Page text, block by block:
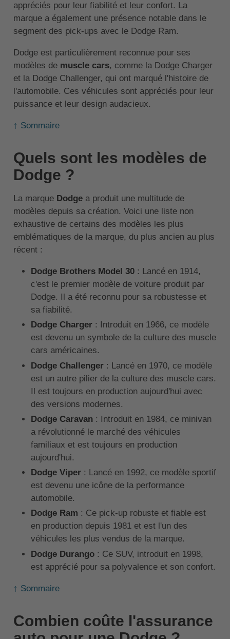
appréciés pour leur fiabilité et leur confort. La
marque a également une présence notable dans le
segment des pick-ups avec le Dodge Ram.
Dodge est particulièrement reconnue pour ses
modèles de muscle cars, comme la Dodge Charger
et la Dodge Challenger, qui ont marqué l'histoire de
l'automobile. Ces véhicules sont appréciés pour leur
puissance et leur design audacieux.
↑ Sommaire
Quels sont les modèles de
Dodge ?
La marque Dodge a produit une multitude de
modèles depuis sa création. Voici une liste non
exhaustive de certains des modèles les plus
emblématiques de la marque, du plus ancien au plus
récent :
Dodge Brothers Model 30 : Lancé en 1914,
c'est le premier modèle de voiture produit par
Dodge. Il a été reconnu pour sa robustesse et
sa fiabilité.
Dodge Charger : Introduit en 1966, ce modèle
est devenu un symbole de la culture des muscle
cars américaines.
Dodge Challenger : Lancé en 1970, ce modèle
est un autre pilier de la culture des muscle cars.
Il est toujours en production aujourd'hui avec
des versions modernes.
Dodge Caravan : Introduit en 1984, ce minivan
a révolutionné le marché des véhicules
familiaux et est toujours en production
aujourd'hui.
Dodge Viper : Lancé en 1992, ce modèle sportif
est devenu une icône de la performance
automobile.
Dodge Ram : Ce pick-up robuste et fiable est
en production depuis 1981 et est l'un des
véhicules les plus vendus de la marque.
Dodge Durango : Ce SUV, introduit en 1998,
est apprécié pour sa polyvalence et son confort.
↑ Sommaire
Combien coûte l'assurance